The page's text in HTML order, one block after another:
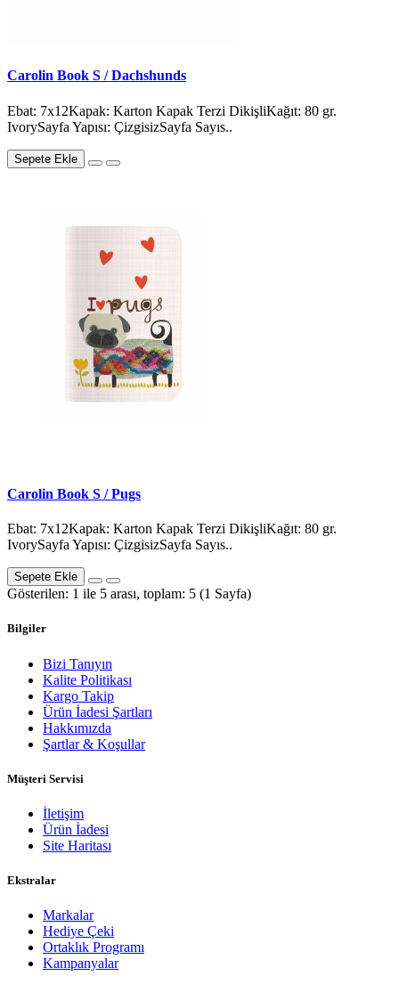
Carolin Book S / Dachshunds
Ebat: 7x12Kapak: Karton Kapak Terzi DikişliKağıt: 80 gr.
IvorySayfa Yapısı: ÇizgisizSayfa Sayıs..
Sepete Ekle
Carolin Book S / Pugs
Ebat: 7x12Kapak: Karton Kapak Terzi DikişliKağıt: 80 gr.
IvorySayfa Yapısı: ÇizgisizSayfa Sayıs..
Sepete Ekle
Gösterilen: 1 ile 5 arası, toplam: 5 (1 Sayfa)
Bilgiler
Bizi Tanıyın
Kalite Politikası
Kargo Takip
Ürün İadesi Şartları
Hakkımızda
Şartlar & Koşullar
Müşteri Servisi
İletişim
Ürün İadesi
Site Haritası
Ekstralar
Markalar
Hediye Çeki
Ortaklık Programı
Kampanyalar